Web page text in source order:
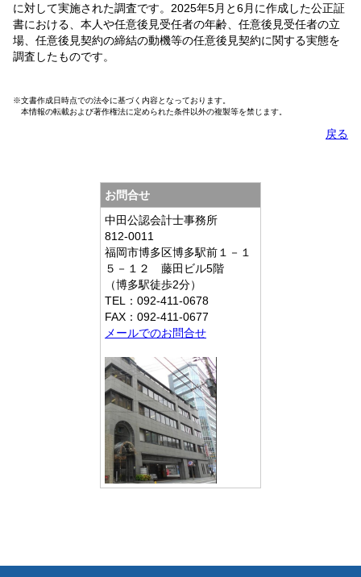
に対して実施された調査です。2025年5月と6月に作成した公正証
書における、本人や任意後見受任者の年齢、任意後見受任者の立
場、任意後見契約の締結の動機等の任意後見契約に関する実態を
調査したものです。
※文書作成日時点での法令に基づく内容となっております。
本情報の転載および著作権法に定められた条件以外の複製等を禁じます。
戻る
お問合せ
中田公認会計士事務所
812-0011
福岡市博多区博多駅前１－１
５－１２ 藤田ビル5階
（博多駅徒歩2分）
TEL：092-411-0678
FAX：092-411-0677
メールでのお問合せ